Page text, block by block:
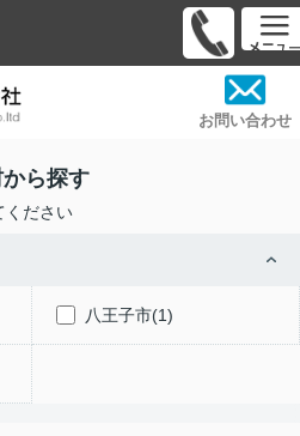
お問い合わせ
ら探す
ください
八王子市(1)